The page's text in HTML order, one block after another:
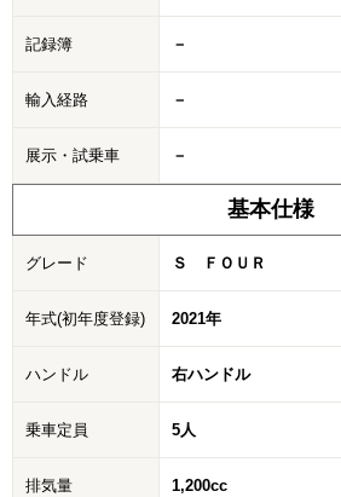
記録簿 －
輸入経路 －
展示・試乗車 －
基本仕様
グレード Ｓ ＦＯＵＲ
年式(初年度登録) 2021年
ハンドル 右ハンドル
乗車定員 5人
排気量 1,200cc